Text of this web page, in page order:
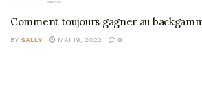
Comment toujours gagner au
BY SALLY MAI 19, 2022 0